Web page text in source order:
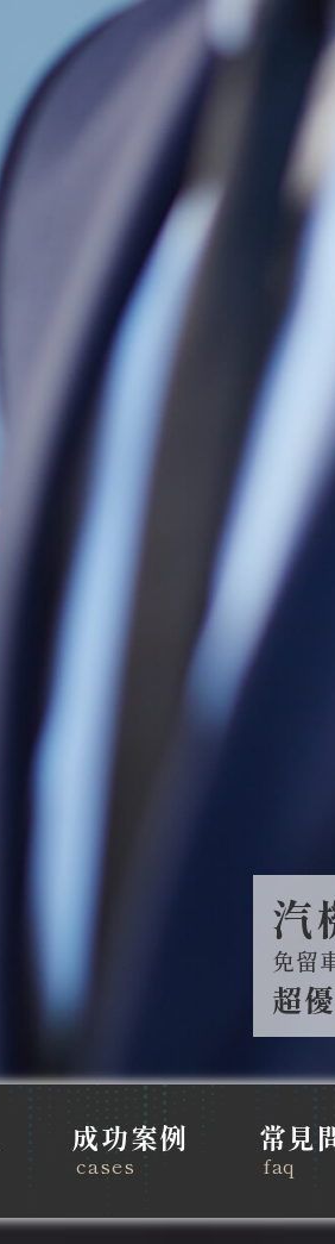
汽
免留
超
成功案例
cases
常見
faq